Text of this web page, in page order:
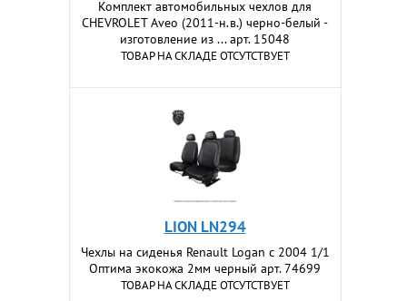
Комплект автомобильных чехлов для
CHEVROLET Aveo (2011-н.в.) черно-белый -
изготовление из ... арт. 15048
ТОВАР НА СКЛАДЕ ОТСУТСТВУЕТ
LION LN294
Чехлы на сиденья Renault Logan c 2004 1/1
Оптима экокожа 2мм черный арт. 74699
ТОВАР НА СКЛАДЕ ОТСУТСТВУЕТ